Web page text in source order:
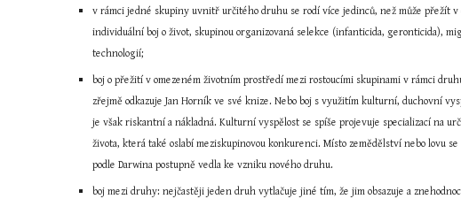
v rámci jedné skupiny uvnitř určitého druhu se rodí více jedinců, než může přežít
individuální boj o život, skupinou organizovaná selekce (infanticida, geronticida),
technologií;
boj o přežití v omezeném životním prostředí mezi rostoucími skupinami v rámci
zřejmě odkazuje Jan Horník ve své knize. Nebo boj s využitím kulturní, duchovní
je však riskantní a nákladná. Kulturní vyspělost se spíše projevuje specializací na
života, která také oslabí meziskupinovou konkurenci. Místo zemědělství nebo lovu
podle Darwina postupně vedla ke vzniku nového druhu.
boj mezi druhy: nejčastěji jeden druh vytlačuje jiné tím, že jim obsazuje a